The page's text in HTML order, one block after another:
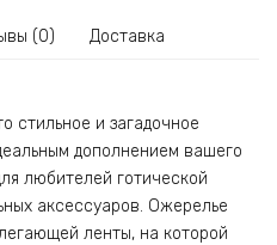
(0) Доставка
стильное и загадочное
дополнением вашего
любителей готической
аксессуаров. Ожерелье
ленты, на которой